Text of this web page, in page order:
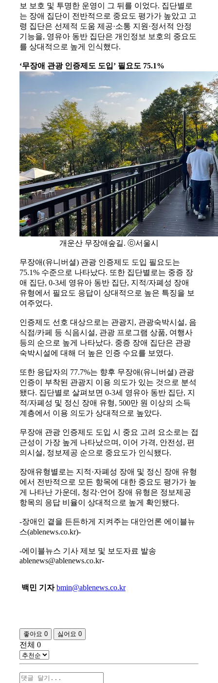
보 보호 및 투명한 운영이 그 뒤를 이었다. 집단별로
는 장애 집단이 전반적으로 중요도 평가가 높았고 고
령 집단은 선제적 도움 제공·소통 지원·정서적 안정
기능을, 영유아 동반 집단은 개인정보 보호의 중요도
를 상대적으로 높게 인식했다.
‘무장애 관광 인증제도 도입’ 필요도 75.1%
개운산 무장애숲길. ⓒ서울시
무장애(유니버셜) 관광 인증제도 도입 필요도는
75.1% 수준으로 나타났다. 또한 집단별로는 중증 장
애 집단, 0-3세 영유아 동반 집단, 지적/자폐성 장애
유형에서 필요도 응답이 상대적으로 높은 특징을 보
여주었다.
인증제도 선호 대상으로는 관광지, 관광숙박시설, 음
식점/카페 등 식음시설, 관광 프로그램 상품, 여행사
등의 순으로 높게 나타났다. 중증 장애 집단은 관광
숙박시설에 대해 더 높은 인증 수요를 보였다.
또한 응답자의 77.7%는 향후 무장애(유니버셜) 관광
인증이 부착된 관광지 이용 의도가 있는 것으로 분석
됐다. 집단별로 살펴보면 0-3세 영유아 동반 집단, 지
적/자폐성 및 정신 장애 유형, 500만 원 이상의 소득
계층에서 이용 의도가 상대적으로 높았다.
무장애 관광 인증제도 도입 시 중요 고려 요소로는 접
근성이 가장 높게 나타났으며, 이어 가격, 안전성, 편
의시설, 정보제공 순으로 중요도가 인식됐다.
장애유형별로는 지적·자폐성 장애 및 정신 장애 유형
에서 전반적으로 모든 항목에 대한 중요도 평가가 높
게 나타난 가운데, 청각·언어 장애 유형은 정보제공
항목의 응답 비율이 상대적으로 높게 확인됐다.
-장애인 곁을 든든하게 지켜주는 대안언론 에이블뉴
스(ablenews.co.kr)-
-에이블뉴스 기사 제보 및 보도자료 발송
ablenews@ablenews.co.kr-
백민 기자 bmin@ablenews.co.kr
좋아요 0 싫어요 0
전체 0